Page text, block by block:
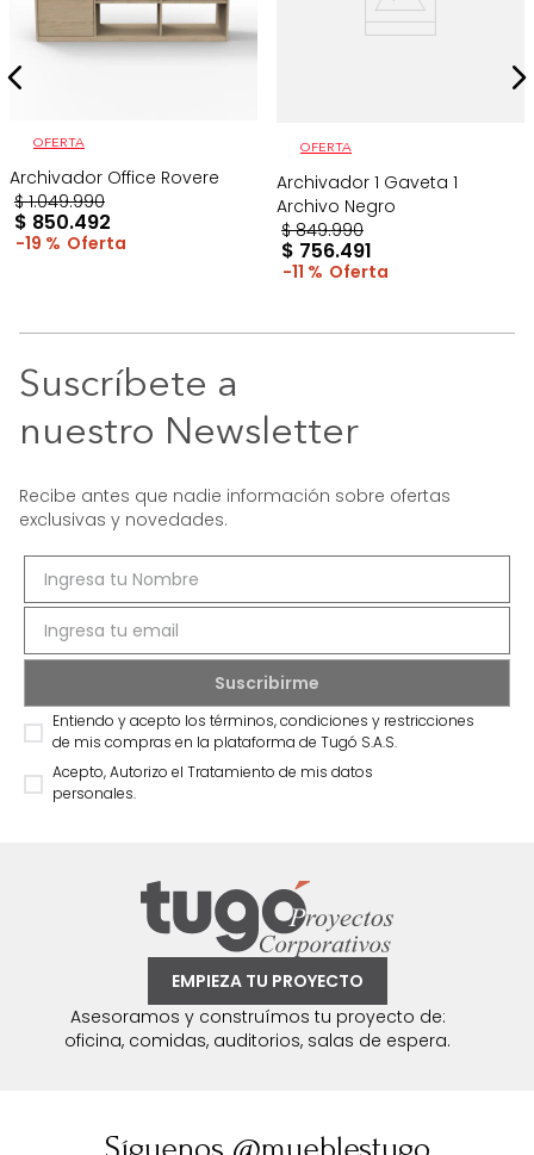
OFERTA
Archivador Office Rovere
$ 1.049.990
$ 850.492
19 %
OFERTA
Archivador 1 Gaveta 1
Archivo Negro
$ 849.990
$ 756.491
11 %
Suscríbete a
nuestro Newsletter
Recibe antes que nadie información sobre ofertas
exclusivas y novedades.
Entiendo y acepto los términos, condiciones y restricciones
de mis compras en la plataforma de Tugó S.A.S.
Acepto, Autorizo el Tratamiento de mis datos
personales.
EMPIEZA TU PROYECTO
Asesoramos y construímos tu proyecto de:
oficina, comidas, auditorios, salas de espera.